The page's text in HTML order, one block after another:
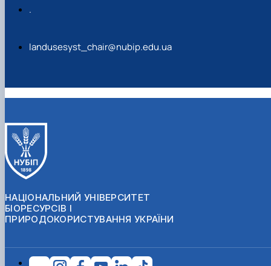
.
landusesyst_chair@nubip.edu.ua
НАЦІОНАЛЬНИЙ УНІВЕРСИТЕТ
БІОРЕСУРСІВ І
ПРИРОДОКОРИСТУВАННЯ УКРАЇНИ